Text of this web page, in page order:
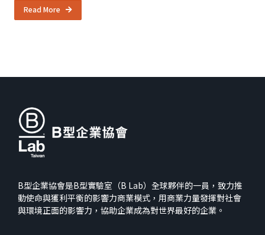
Read More
B型企業協會是B型實驗室（B Lab）全球夥伴的一員，致力推
動使命與獲利平衡的影響力商業模式，用商業力量發揮對社會
與環境正面的影響力，協助企業成為對世界最好的企業。